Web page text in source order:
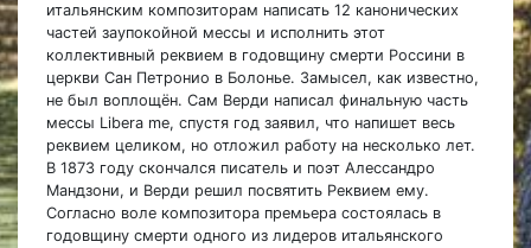
итальянским композиторам написать 12 канонических
частей заупокойной мессы и исполнить этот
коллективный реквием в годовщину смерти Россини в
церкви Сан Петронио в Болонье. Замысел, как известно,
не был воплощён. Сам Верди написал финальную часть
мессы Libera me, спустя год заявил, что напишет весь
реквием целиком, но отложил работу на несколько лет.
В 1873 году скончался писатель и поэт Алессандро
Мандзони, и Верди решил посвятить Реквием ему.
Согласно воле композитора премьера состоялась в
годовщину смерти одного из лидеров итальянского